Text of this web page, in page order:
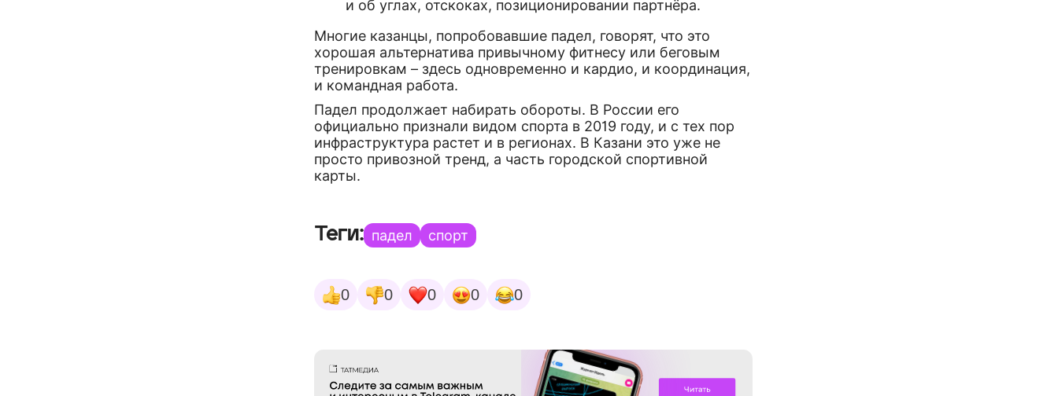
и об углах, отскоках, позиционировании партнёра.
Многие казанцы, попробовавшие падел, говорят, что это
хорошая альтернатива привычному фитнесу или беговым
тренировкам – здесь одновременно и кардио, и координация,
и командная работа.
Падел продолжает набирать обороты. В России его
официально признали видом спорта в 2019 году, и с тех пор
инфраструктура растет и в регионах. В Казани это уже не
просто привозной тренд, а часть городской спортивной
карты.
Теги: падел спорт
0 0 0 0 0